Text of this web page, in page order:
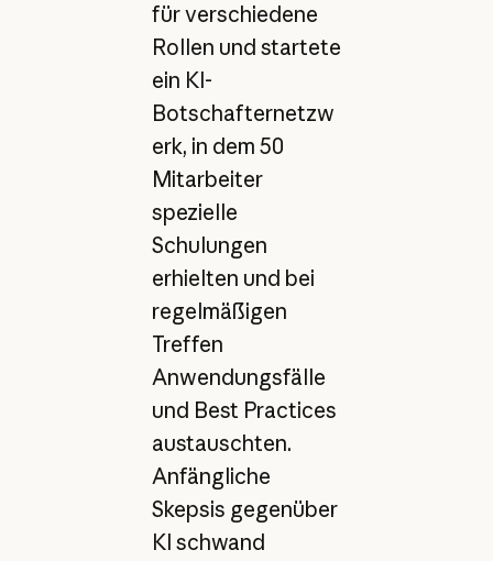
für verschiedene
Rollen und startete
ein KI-
Botschafternetzw
erk, in dem 50
Mitarbeiter
spezielle
Schulungen
erhielten und bei
regelmäßigen
Treffen
Anwendungsfälle
und Best Practices
austauschten.
Anfängliche
Skepsis gegenüber
KI schwand